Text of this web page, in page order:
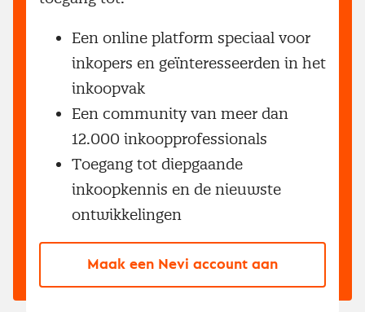
Een online platform speciaal voor
inkopers en geïnteresseerden in het
inkoopvak
Een community van meer dan
12.000 inkoopprofessionals
Toegang tot diepgaande
inkoopkennis en de nieuwste
ontwikkelingen
Maak een Nevi account aan